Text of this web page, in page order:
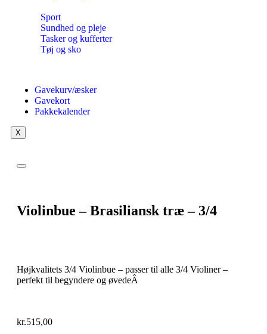
Sport
Sundhed og pleje
Tasker og kufferter
Tøj og sko
Gavekurv/æsker
Gavekort
Pakkekalender
X
Violinbue – Brasiliansk træ – 3/4
Højkvalitets 3/4 Violinbue – passer til alle 3/4 Violiner –
perfekt til begyndere og øvedeÂ
kr.515,00